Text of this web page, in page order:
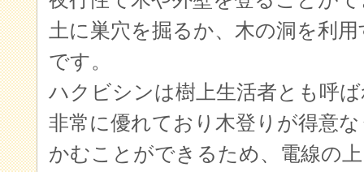
土に巣穴を掘るか、木の洞を利
です。
ハクビシンは樹上生活者とも呼
非常に優れており木登りが得意
かむことができるため、電線の